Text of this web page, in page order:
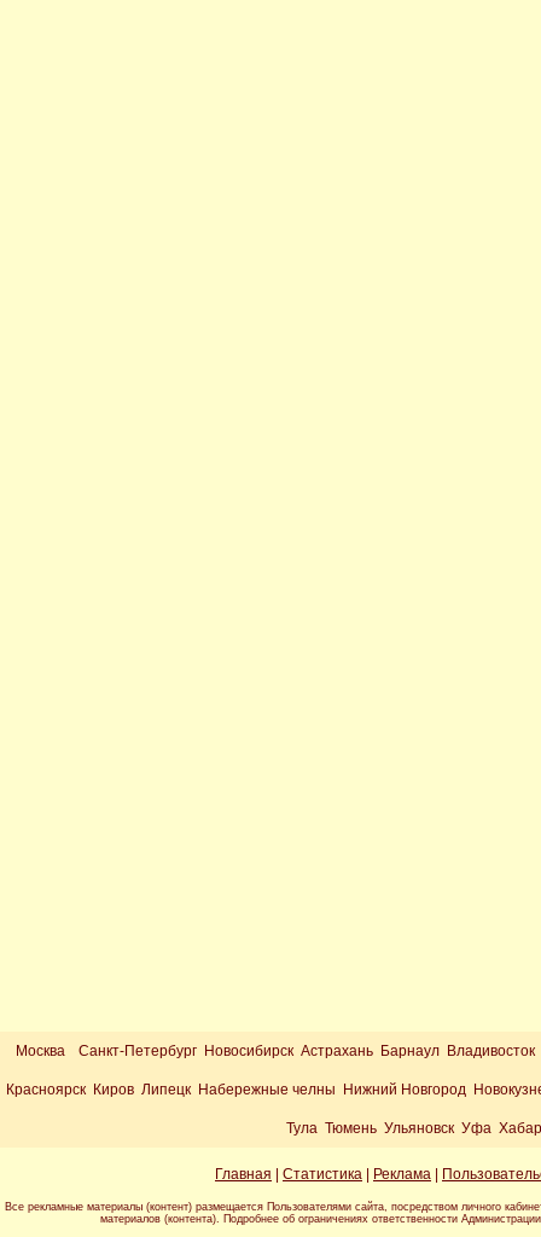
Москва Санкт-Петербург Новосибирск Астрахань Барнаул
Красноярск Киров Липецк Набережные челны Нижний Новгород
Тула Тюмень Ульяновск Уфа
Главная Статистика Реклама
Все рекламные материалы (контент) размещается Пользователями сайта, посредством личного
материалов (контента). Подробнее об ограничениях ответственности